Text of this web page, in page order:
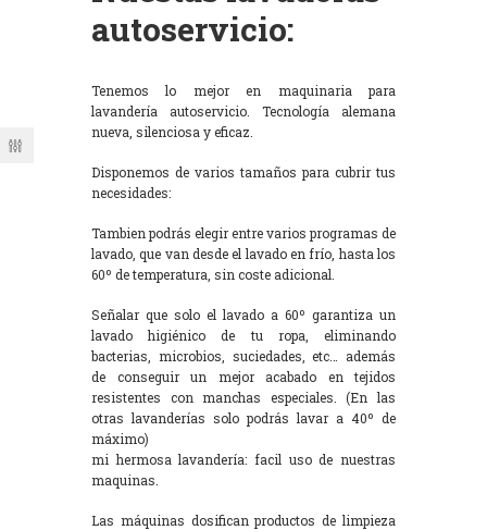
autoservicio:
Tenemos lo mejor en maquinaria para
lavandería autoservicio. Tecnología alemana
nueva, silenciosa y eficaz.
Disponemos de varios tamaños para cubrir tus
necesidades:
Tambien podrás elegir entre varios programas de
lavado, que van desde el lavado en frío, hasta los
60º de temperatura, sin coste adicional.
Señalar que solo el lavado a 60º garantiza un
lavado higiénico de tu ropa, eliminando
bacterias, microbios, suciedades, etc… además
de conseguir un mejor acabado en tejidos
resistentes con manchas especiales. (En las
otras lavanderías solo podrás lavar a 40º de
máximo)
mi hermosa lavandería: facil uso de nuestras
maquinas.
Las máquinas dosifican productos de limpieza